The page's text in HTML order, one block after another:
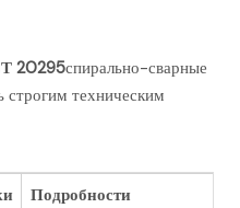
20295спирально-сварные
строгим техническим
Подробности